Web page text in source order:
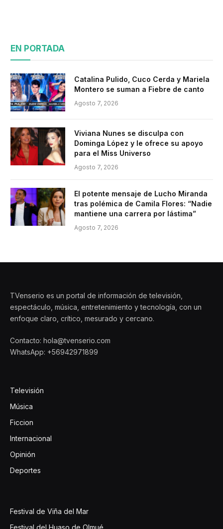
EN PORTADA
Catalina Pulido, Cuco Cerda y Mariela
Montero se suman a Fiebre de canto
Agosto 7, 2026
Viviana Nunes se disculpa con
Dominga López y le ofrece su apoyo
para el Miss Universo
Agosto 7, 2026
El potente mensaje de Lucho Miranda
tras polémica de Camila Flores: “Nadie
mantiene una carrera por lástima”
Agosto 7, 2026
TVenserio es un portal de información de televisión,
espectáculo, música, entretenimiento y tecnología, con un
enfoque claro, crítico, mesurado y cercano.
Contacto: hola@tvenserio.com
WhatsApp: +56942971899
Televisión
Música
Ficcion
Internacional
Opinión
Deportes
Festival de Viña del Mar
Festival del Huaso de Olmué